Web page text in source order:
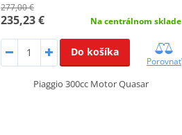
277,00 €
235,23 € Na centrálnom sklade
Do košíka
Porovnať
Piaggio 300cc Motor Quasar